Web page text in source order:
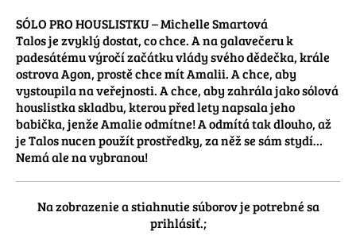
SÓLO PRO HOUSLISTKU – Michelle Smartová
Talos je zvyklý dostat, co chce. A na galavečeru k
padesátému výročí začátku vlády svého dědečka, krále
ostrova Agon, prostě chce mít Amalii. A chce, aby
vystoupila na veřejnosti. A chce, aby zahrála jako sólová
houslistka skladbu, kterou před lety napsala jeho
babička, jenže Amalie odmítne! A odmítá tak dlouho, až
je Talos nucen použít prostředky, za něž se sám stydí…
Nemá ale na vybranou!
Na zobrazenie a stiahnutie súborov je potrebné sa
prihlásiť.;